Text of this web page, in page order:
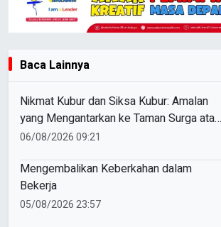
Baca Lainnya
Nikmat Kubur dan Siksa Kubur: Amalan
yang Mengantarkan ke Taman Surga atau
Azab Barzakh
06/08/2026 09:21
Mengembalikan Keberkahan dalam
Bekerja
05/08/2026 23:57